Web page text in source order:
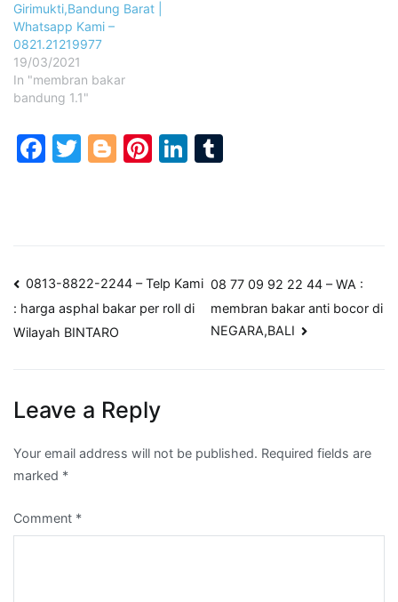
Girimukti,Bandung Barat |
Whatsapp Kami –
0821.21219977
19/03/2021
In "membran bakar
bandung 1.1"
Facebook
Twitter
Blogger
Pinterest
LinkedIn
Post
navigation
0813-8822-2244 – Telp Kami
: harga asphal bakar per roll di
Wilayah BINTARO
08 77 09 92 22 44 – WA :
membran bakar anti bocor di
NEGARA,BALI
Leave a Reply
Your email address will not be published. Required fields are
marked *
Comment *